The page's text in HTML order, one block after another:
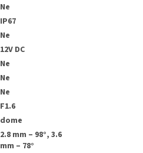
Ne
IP67
Ne
12V DC
Ne
Ne
Ne
F1.6
dome
2.8 mm – 98°, 3.6
mm – 78°